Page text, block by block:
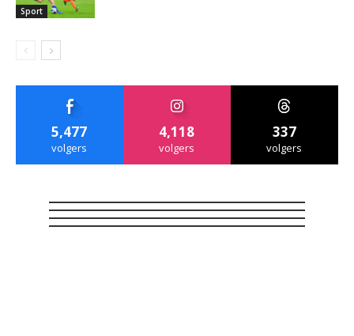
Sport
5,477
volgers
4,118
volgers
337
volgers